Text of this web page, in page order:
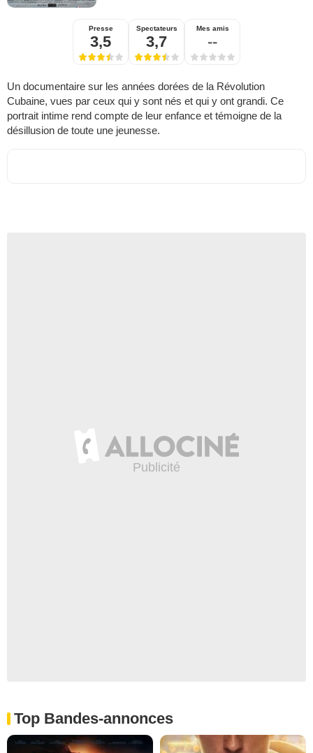
Presse
3,5
Spectateurs
3,7
Mes amis
--
Un documentaire sur les années dorées de la Révolution
Cubaine, vues par ceux qui y sont nés et qui y ont grandi. Ce
portrait intime rend compte de leur enfance et témoigne de la
désillusion de toute une jeunesse.
Top Bandes-annonces